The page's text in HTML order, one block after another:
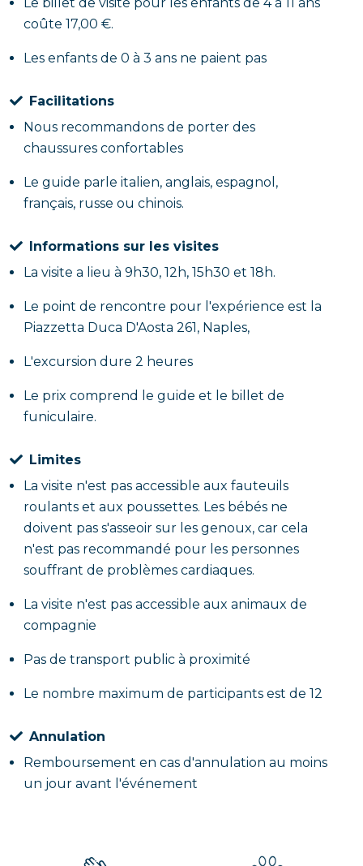
coûte 17,00 €.
Les enfants de 0 à 3 ans ne paient pas
Facilitations
Nous recommandons de porter des
chaussures confortables
Le guide parle italien, anglais, espagnol,
français, russe ou chinois.
Informations sur les visites
La visite a lieu à 9h30, 12h, 15h30 et 18h.
Le point de rencontre pour l'expérience est la
Piazzetta Duca D'Aosta 261, Naples,
L'excursion dure 2 heures
Le prix comprend le guide et le billet de
funiculaire.
Limites
La visite n'est pas accessible aux fauteuils
roulants et aux poussettes. Les bébés ne
doivent pas s'asseoir sur les genoux, car cela
n'est pas recommandé pour les personnes
souffrant de problèmes cardiaques.
La visite n'est pas accessible aux animaux de
compagnie
Pas de transport public à proximité
Le nombre maximum de participants est de 12
Annulation
Remboursement en cas d'annulation au moins
un jour avant l'événement